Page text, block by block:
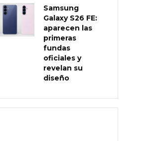
Samsung
Galaxy S26 FE:
aparecen las
primeras
fundas
oficiales y
revelan su
diseño